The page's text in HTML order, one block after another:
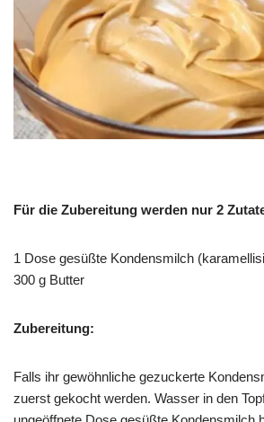
Für die Zubereitung werden nur 2
1 Dose gesüßte Kondensmilch
300 g Butter
Zubereitung:
Falls ihr gewöhnliche gezuckerte
zuerst gekocht werden. Wasser in den